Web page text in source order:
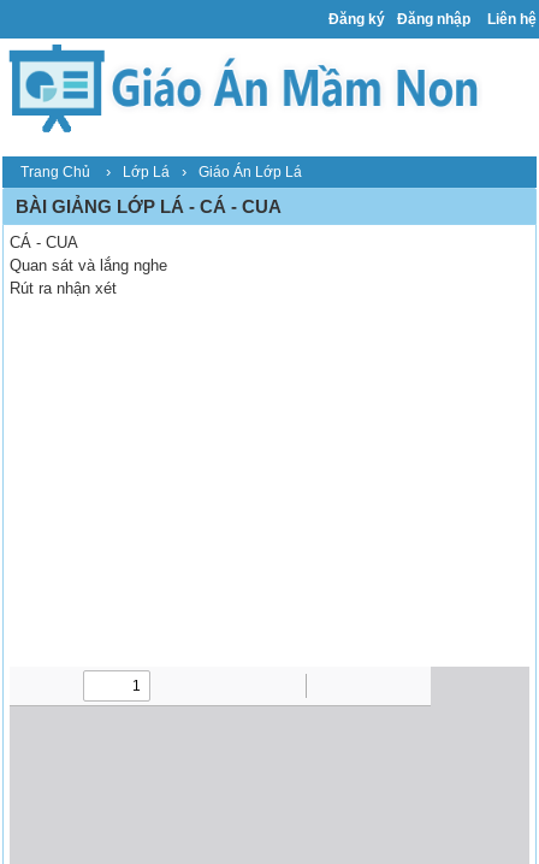
Đăng ký Đăng nhập Liên hệ
Trang Chủ › Lớp Lá › Giáo Án Lớp Lá
BÀI GIẢNG LỚP LÁ - CÁ - CUA
CÁ - CUA
Quan sát và lắng nghe
Rút ra nhận xét